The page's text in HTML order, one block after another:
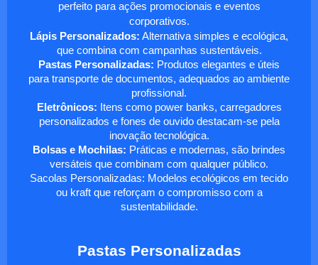
perfeito para ações promocionais e eventos
corporativos.
Lápis Personalizados: Alternativa simples e ecológica,
que combina com campanhas sustentáveis.
Pastas Personalizadas: Produtos elegantes e úteis
para transporte de documentos, adequados ao ambiente
profissional.
Eletrônicos: Itens como power banks, carregadores
personalizados e fones de ouvido destacam-se pela
inovação tecnológica.
Bolsas e Mochilas: Práticas e modernas, são brindes
versáteis que combinam com qualquer público.
Sacolas Personalizadas: Modelos ecológicos em tecido
ou kraft que reforçam o compromisso com a
sustentabilidade.
Pastas Personalizadas